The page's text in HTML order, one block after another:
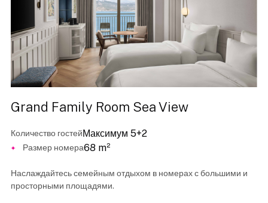
Grand Family Room Sea View
Количество гостейМаксимум 5+2
Размер номера68 m²
Наслаждайтесь семейным отдыхом в номерах с большими и
просторными площадями.